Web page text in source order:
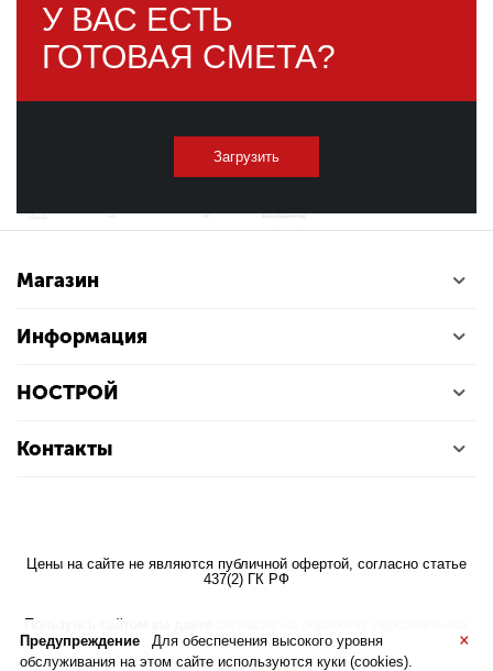
×
Предупреждение
Для обеспечения высокого уровня
обслуживания на этом сайте используются куки (cookies).
У ВАС ЕСТЬ
ГОТОВАЯ СМЕТА?
Загрузить
Магазин
Информация
НОСТРОЙ
Контакты
Цены на сайте не являются публичной офертой, согласно статье
437(2) ГК РФ
Пользуясь сайтом вы даете
данных